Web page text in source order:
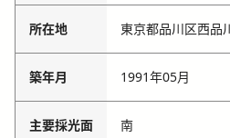
所在地 東京都品川区西品
築年月 1991年05月
主要採光面 南